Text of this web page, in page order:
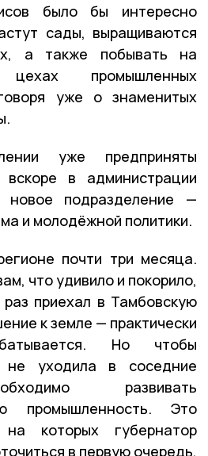
было бы интересно
сады, выращиваются
а также побывать на
промышленных
уже о знаменитых
уже предприняты
в администрации
новое подразделение —
и молодёжной политики.
почти три месяца.
что удивило и покорило,
приехал в Тамбовскую
к земле — практически
Но чтобы
не уходила в соседние
развивать
промышленность. Это
которых губернатор
в первую очередь,